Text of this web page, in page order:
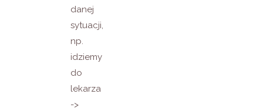
danej
sytuacji,
np.
idziemy
do
lekarza
->